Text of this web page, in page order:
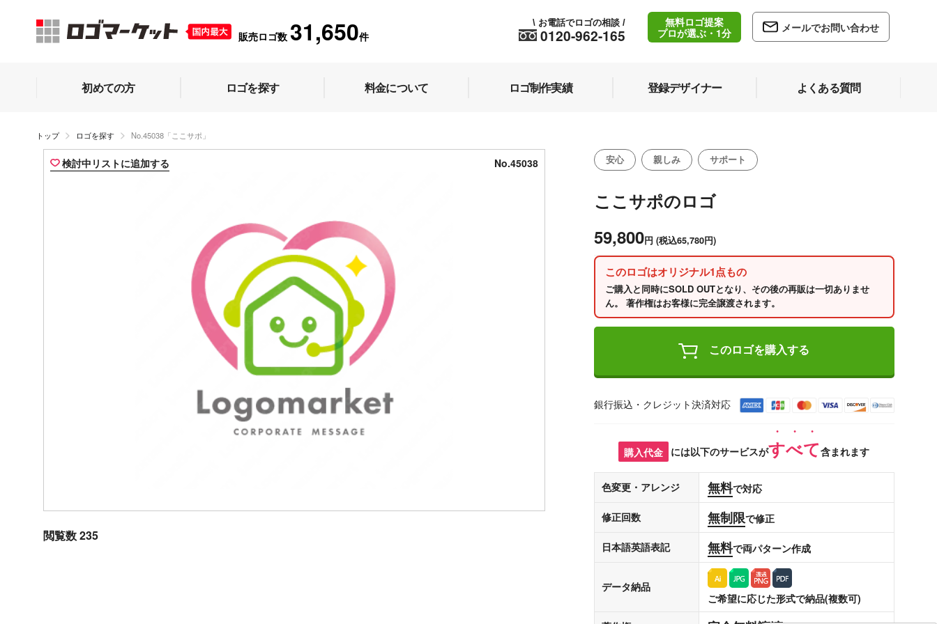
販売ロゴ数 31,650件 0120-962-165
\ お電話でロゴの相談 /
無料ロゴ提案
プロが選ぶ・1分
メールでお問い合わせ
初めての方 ロゴを探す 料金について ロゴ制作実績 登録デザイナー よくある質問
トップ ロゴを探す No.45038「ここサポ」
検討中リストに追加する No.45038
閲覧数 235
安心 親しみ サポート
ここサポのロゴ
59,800円 (税込65,780円)
このロゴはオリジナル1点もの
ご購入と同時にSOLD OUTとなり、その後の再販は一切ありませ
ん。 著作権はお客様に完全譲渡されます。
このロゴを購入する
銀行振込・クレジット決済対応
購入代金 には以下のサービスがすべて含まれます
色変更・アレンジ 無料で対応
修正回数 無制限で修正
日本語英語表記 無料で両パターン作成
データ納品
ご希望に応じた形式で納品(複数可)